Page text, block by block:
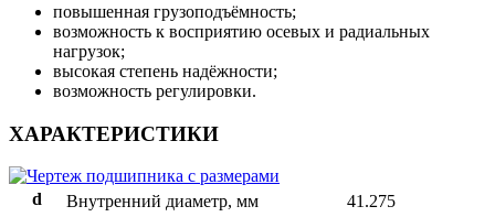
повышенная грузоподъёмность;
возможность к восприятию осевых и радиальных
нагрузок;
высокая степень надёжности;
возможность регулировки.
ХАРАКТЕРИСТИКИ
d Внутренний диаметр, мм
41.275